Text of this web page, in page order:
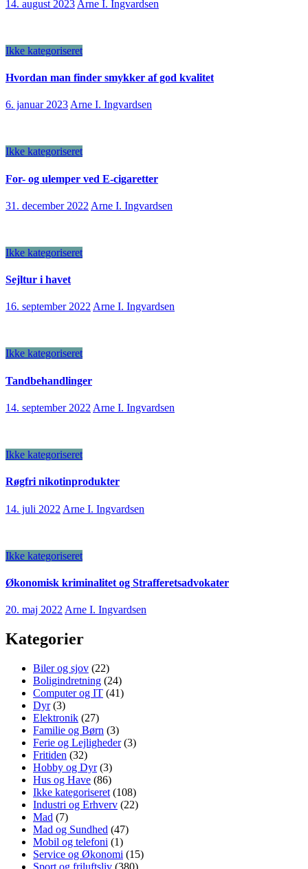
14. august 2023 Arne I. Ingvardsen
Ikke kategoriseret
Hvordan man finder smykker af god kvalitet
6. januar 2023Arne I. Ingvardsen
Ikke kategoriseret
For- og ulemper ved E-cigaretter
31. december 2022 Arne I. Ingvardsen
Ikke kategoriseret
Sejltur i havet
16. september 2022Arne I. Ingvardsen
Ikke kategoriseret
Tandbehandlinger
14. september 2022 Arne I. Ingvardsen
Ikke kategoriseret
Røgfri nikotinprodukter
14. juli 2022 Arne I. Ingvardsen
Ikke kategoriseret
Økonomisk kriminalitet og Strafferetsadvokater
20. maj 2022 Arne I. Ingvardsen
Kategorier
Biler og sjov (22)
Boligindretning (24)
Computer og IT (41)
Dyr(3)
Elektronik (27)
Familie og Børn (3)
Ferie og Lejligheder(3)
Fritiden (32)
Hobby og Dyr(3)
Hus og Have (86)
Ikke kategoriseret (108)
Industri og Erhverv (22)
Mad (7)
Mad og Sundhed (47)
Mobil og telefoni (1)
Service og Økonomi (15)
Sport og friluftsliv (380)